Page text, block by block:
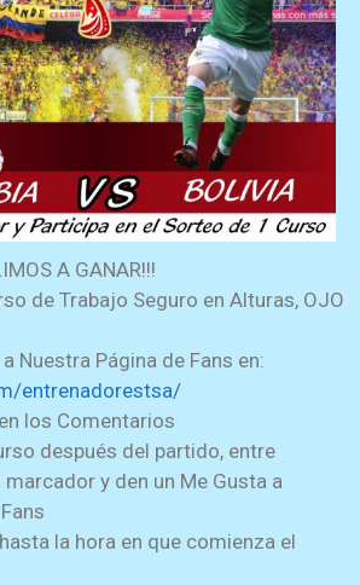
A GANAR!!!
de Trabajo Seguro en Alturas, OJO
a Nuestra Página de Fans en:
entrenadorestsa/
los Comentarios
después del partido, entre
y den un Me Gusta a
la hora en que comienza el